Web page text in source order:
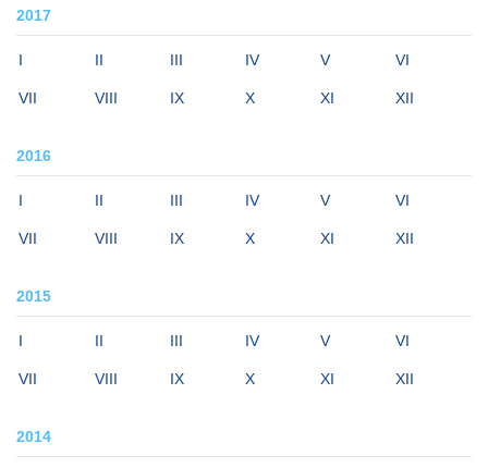
2017
I II III IV V VI
VII VIII IX X XI XII
2016
I II III IV V VI
VII VIII IX X XI XII
2015
I II III IV V VI
VII VIII IX X XI XII
2014